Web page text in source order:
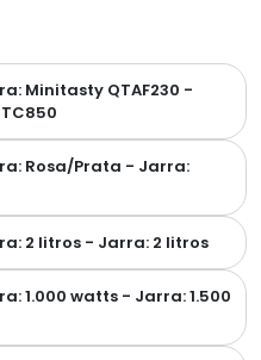
Minitasty QTAF230 -
Rosa/Prata - Jarra:
2 litros - Jarra: 2 litros
1.000 watts - Jarra: 1.500